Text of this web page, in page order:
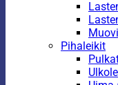
Pihaleikit